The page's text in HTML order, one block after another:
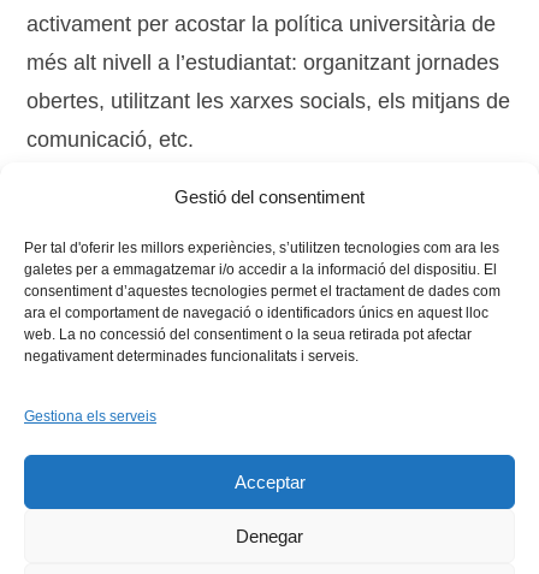
Gestió del consentiment
Per tal d'oferir les millors experiències, s’utilitzen tecnologies com ara les
galetes per a emmagatzemar i/o accedir a la informació del dispositiu. El
consentiment d’aquestes tecnologies permet el tractament de dades com
ara el comportament de navegació o identificadors únics en aquest lloc
web. La no concessió del consentiment o la seua retirada pot afectar
negativament determinades funcionalitats i serveis.
Gestiona els serveis
Acceptar
Denegar
activament per acostar la política universitària de
més alt nivell a l’estudiantat: organitzant jornades
obertes, utilitzant les xarxes socials, els mitjans de
comunicació, etc.
Instagram
Flickr
INICI QUI SOM
PROGRAMES
DESENVOLUPAMENT SOSTENIBLE
AVÍS LEGAL